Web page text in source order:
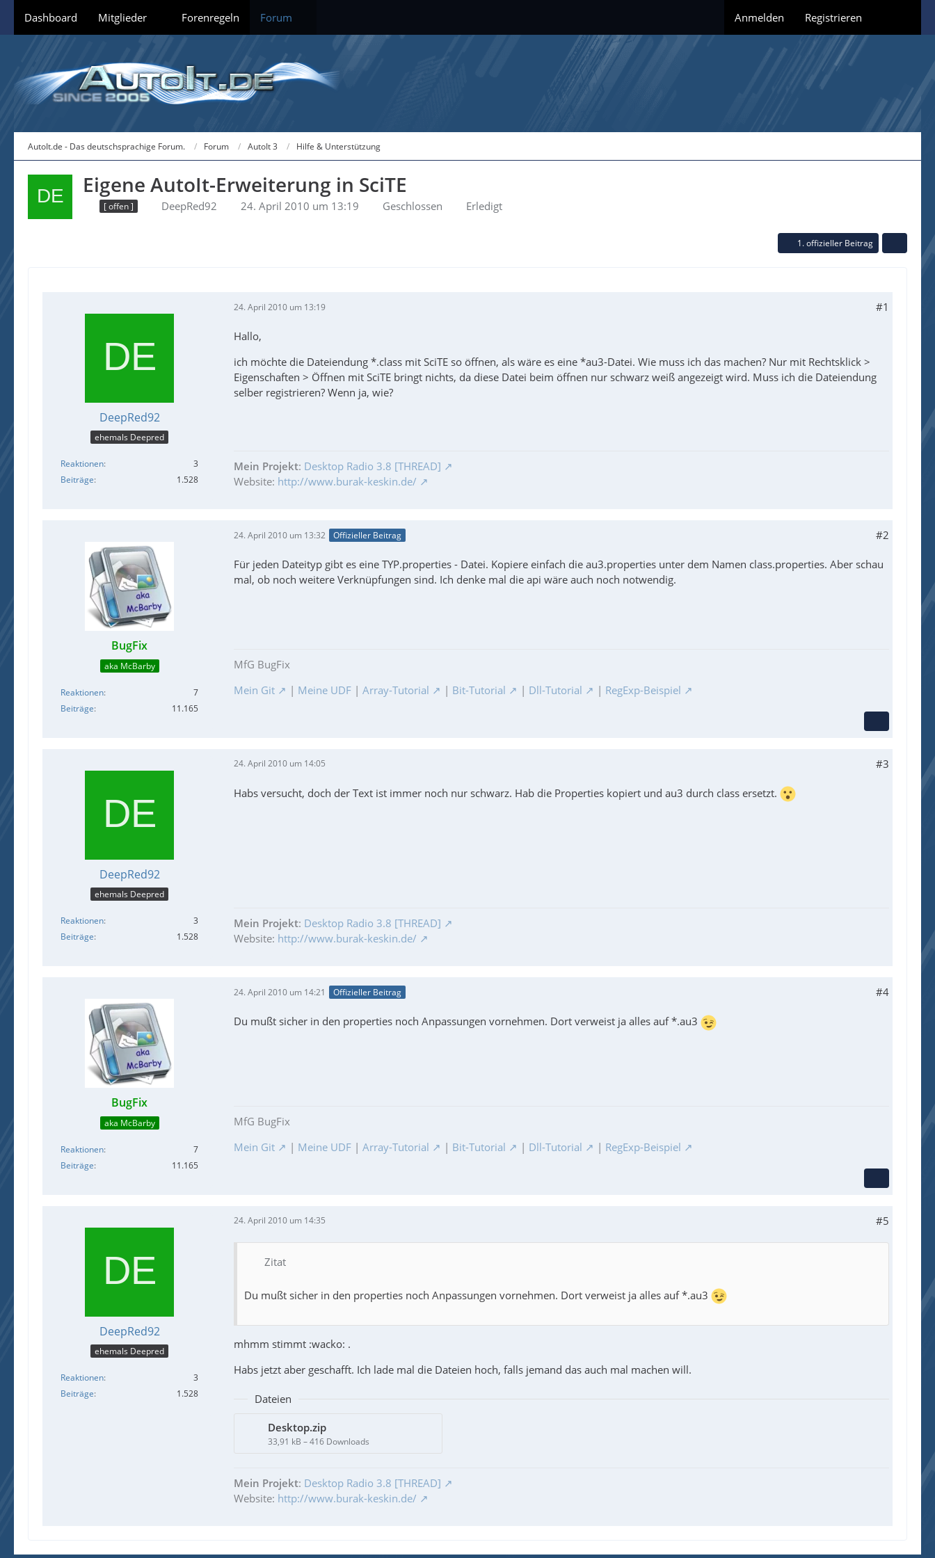
Dashboard Mitglieder Forenregeln Forum Anmelden Registrieren
AutoIt.de - Das deutschsprachige Forum. Forum AutoIt 3 Hilfe & Unterstützung
Eigene AutoIt-Erweiterung in SciTE
[ offen ] DeepRed92 24. April 2010 um 13:19 Geschlossen Erledigt
1. offizieller Beitrag
DeepRed92
ehemals Deepred
Reaktionen
3
Beiträge
1.528
24. April 2010 um 13:19 #1
Hallo,
ich möchte die Dateiendung *.class mit SciTE so öffnen, als wäre es eine *au3-Datei. Wie muss ich das machen? Nur mit Rechtsklick >
Eigenschaften > Öffnen mit SciTE bringt nichts, da diese Datei beim öffnen nur schwarz weiß angezeigt wird. Muss ich die Dateiendung
selber registrieren? Wenn ja, wie?
Mein Projekt: Desktop Radio 3.8 [THREAD]
Website: http://www.burak-keskin.de/
BugFix
aka McBarby
Reaktionen
7
Beiträge
11.165
24. April 2010 um 13:32 Offizieller Beitrag #2
Für jeden Dateityp gibt es eine TYP.properties - Datei. Kopiere einfach die au3.properties unter dem Namen class.properties. Aber schau
mal, ob noch weitere Verknüpfungen sind. Ich denke mal die api wäre auch noch notwendig.
MfG BugFix
Mein Git
| Meine UDF | Array-Tutorial | Bit-Tutorial | Dll-Tutorial | RegExp-Beispiel
DeepRed92
ehemals Deepred
Reaktionen
3
Beiträge
1.528
24. April 2010 um 14:05 #3
Habs versucht, doch der Text ist immer noch nur schwarz. Hab die Properties kopiert und au3 durch class ersetzt.
Mein Projekt: Desktop Radio 3.8 [THREAD]
Website: http://www.burak-keskin.de/
BugFix
aka McBarby
Reaktionen
7
Beiträge
11.165
24. April 2010 um 14:21 Offizieller Beitrag #4
Du mußt sicher in den properties noch Anpassungen vornehmen. Dort verweist ja alles auf *.au3
MfG BugFix
Mein Git
| Meine UDF | Array-Tutorial | Bit-Tutorial | Dll-Tutorial | RegExp-Beispiel
DeepRed92
ehemals Deepred
Reaktionen
3
Beiträge
1.528
24. April 2010 um 14:35 #5
Zitat
Du mußt sicher in den properties noch Anpassungen vornehmen. Dort verweist ja alles auf *.au3
mhmm stimmt :wacko: .
Habs jetzt aber geschafft. Ich lade mal die Dateien hoch, falls jemand das auch mal machen will.
Dateien
Desktop.zip
33,91 kB – 416 Downloads
Mein Projekt: Desktop Radio 3.8 [THREAD]
Website: http://www.burak-keskin.de/